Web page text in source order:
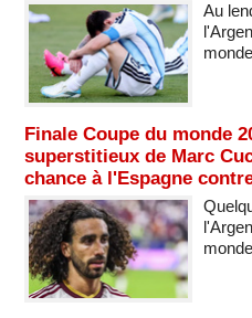
Au
Finale Coupe du monde
superstitieux de Marc
chance à l'Espagne